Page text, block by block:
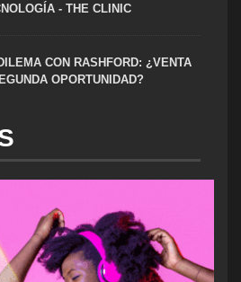
- THE CLINIC
CON RASHFORD: ¿VENTA
OPORTUNIDAD?